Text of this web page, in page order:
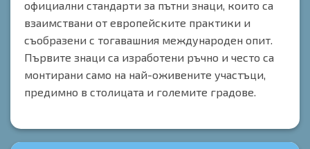
официални стандарти за пътни знаци, които са
взаимствани от европейските практики и
съобразени с тогавашния международен опит.
Първите знаци са изработени ръчно и често са
монтирани само на най-оживените участъци,
предимно в столицата и големите градове.